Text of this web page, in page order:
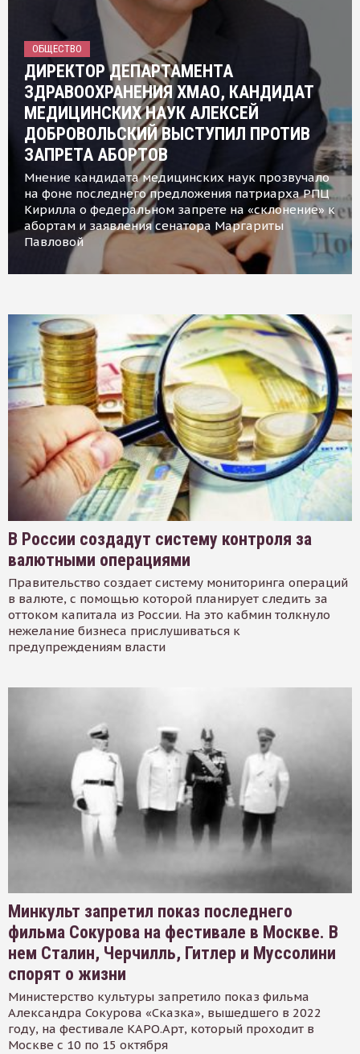
ОБЩЕСТВО
ДИРЕКТОР ДЕПАРТАМЕНТА
ЗДРАВООХРАНЕНИЯ ХМАО, КАНДИДАТ
МЕДИЦИНСКИХ НАУК АЛЕКСЕЙ
ДОБРОВОЛЬСКИЙ ВЫСТУПИЛ ПРОТИВ
ЗАПРЕТА АБОРТОВ
Мнение кандидата медицинских наук прозвучало
на фоне последнего предложения патриарха РПЦ
Кирилла о федеральном запрете на «склонение» к
абортам и заявления сенатора Маргариты
Павловой
В России создадут систему контроля за
валютными операциями
Правительство создает систему мониторинга операций
в валюте, с помощью которой планирует следить за
оттоком капитала из России. На это кабмин толкнуло
нежелание бизнеса прислушиваться к
предупреждениям власти
Минкульт запретил показ последнего
фильма Сокурова на фестивале в Москве. В
нем Сталин, Черчилль, Гитлер и Муссолини
спорят о жизни
Министерство культуры запретило показ фильма
Александра Сокурова «Сказка», вышедшего в 2022
году, на фестивале КАРО.Арт, который проходит в
Москве с 10 по 15 октября